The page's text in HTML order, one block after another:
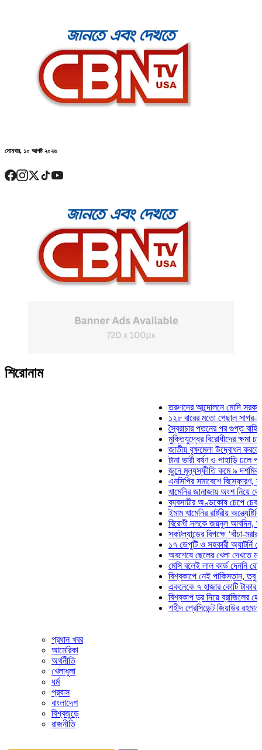
সোমবার, ১০ আগষ্ট ২০২৬
শিরোনাম
তরুণদের আন্দোলনে মোদি সরকার
১২৮ বারের মতো পেছাল সাগর-রুনি
স্বৈরাচার পতনের পর গুপ্ত বাহিনীর
মুক্তিযুদ্ধের বিরোধীদের ক্ষমা
জাতীয় বৃক্ষমেলা উদ্বোধন করলেন
টানা ভারী বর্ষণ ও পাহাড়ি ঢলে
জুনে মূল্যস্ফীতি কমে ৯ দশমিক ১৬
এনসিপির সমাবেশে বিস্ফোরণ,
খামেনির জানাজায় অংশ নিয়ে দেশে
ব্যবসায়ীর অণ্ডকোষ চেপে চেক-
ইমাম খামেনির রাষ্ট্রীয়
বিরোধী দলকে জয়নুল আবদিন,
স্কটল্যান্ডের বিপক্ষে ‘বাঁচা-মরার
১৭ ডেপুটি ও সহকারী অ্যাটর্নি
অবশেষে ছেলের খেলা দেখতে মাঠে
মেসি বলেই লাল কার্ড দেননি
বিশ্বকাপে নেই পাকিস্তান, তবু
একনেকে ৭ হাজার কোটি টাকার ৫
বিশ্বকাপ ড্র দিয়ে ব্রাজিলের হেক্সা
শহীদ প্রেসিডেন্ট জিয়াউর রহমান
প্রধান খবর
আমেরিকা
অর্থনীতি
খেলাধুলা
ধর্ম
প্রবাস
বাংলাদেশ
বিশ্বজুড়ে
রাজনীতি